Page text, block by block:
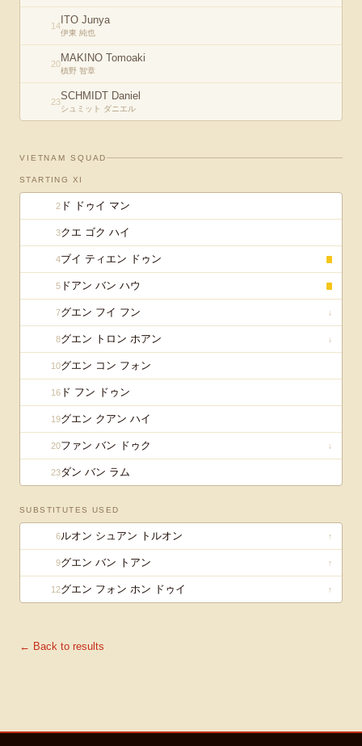
14 ITO Junya
伊東 純也
20MAKINO Tomoaki
槙野 智章
23SCHMIDT Daniel
シュミット ダニエル
VIETNAM SQUAD
STARTING XI
2 ド ドゥイ マン
3クエ ゴク ハイ
4ブイ ティエン ドゥン
5 ドアン バン ハウ
7グエン フイ フン ↓
8グエン トロン ホアン ↓
10グエン コン フォン
16 ド フン ドゥン
19グエン クアン ハイ
20ファン バン ドゥク ↓
23ダン バン ラム
SUBSTITUTES USED
6ルオン シュアン トルオン ↑
9グエン バン トアン ↑
12グエン フォン ホン ドゥイ ↑
← Back to results